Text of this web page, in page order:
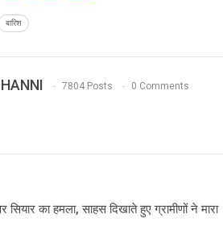
बारिश
HANNI 7804 Posts 0 Comments
का हमला, साहस दिखाते हुए ग्रामीणों ने मारा